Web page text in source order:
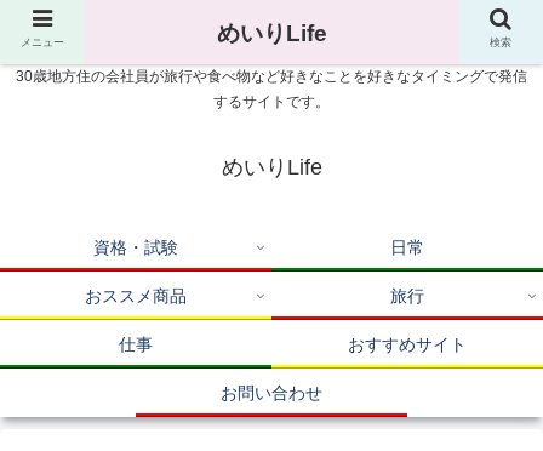
30歳地方住の会社員が旅行や食べ物など好きなことを好きなタイミングで発信
するサイトです。
めいりLife
資格・試験 日常
おススメ商品 旅行
仕事 おすすめサイト
お問い合わせ
メニュー めいりLife 検索